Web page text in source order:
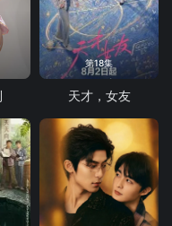
第18集
天才，女友